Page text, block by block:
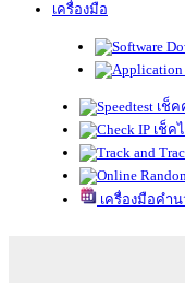
เครื่องมือ
เช็ค
เช็ค
เครื่องมือคำ